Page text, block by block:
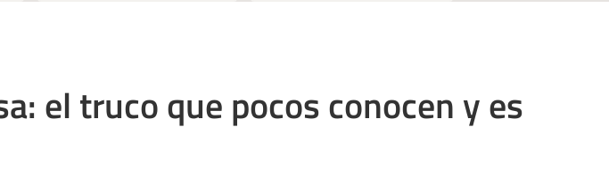
el truco que pocos conocen y es